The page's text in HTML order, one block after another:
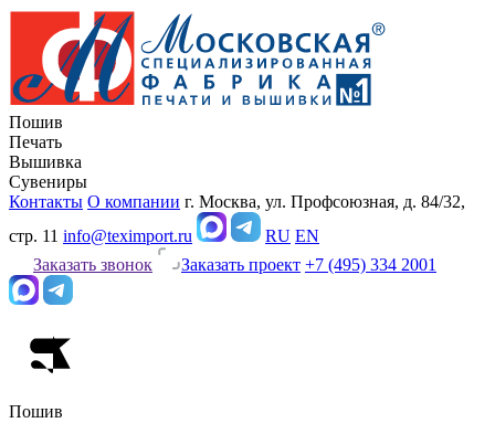
Пошив
Печать
Вышивка
Сувениры
Контакты О компании г. Москва, ул. Профсоюзная, д. 84/32,
стр. 11 info@teximport.ru RU EN
Заказать звонок
Заказать проект +7 (495) 334 2001
Пошив